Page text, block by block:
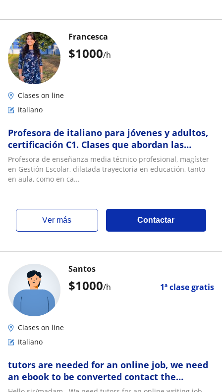
$1000/h
Francesca
Clases on line
Italiano
Profesora de italiano para jóvenes y adultos,
certificación C1. Clases que abordan las
habilidades escritas y orales
Profesora de enseñanza media técnico profesional, magíster
en Gestión Escolar, dilatada trayectoria en educación, tanto
en aula, como en ca...
ver más Contactar
$1000/h 1ª clase gratis
Santos
Clases on line
Italiano
tutors are needed for an online job, we need
an ebook to be converted contact the
designated staff on TELEGRAM: